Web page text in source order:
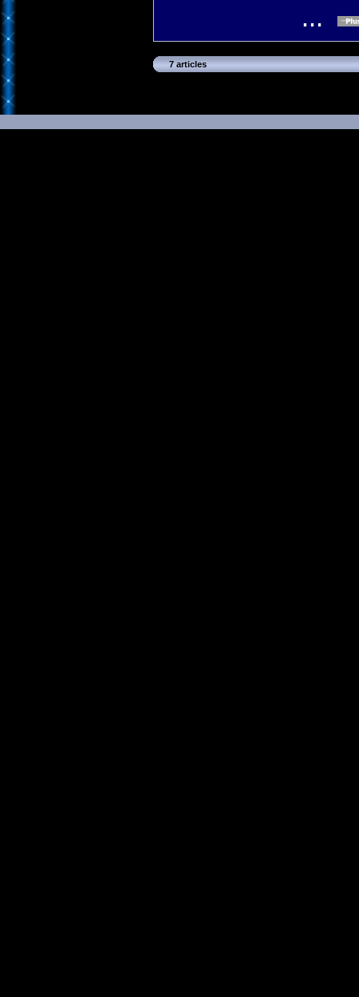
...
7 articles